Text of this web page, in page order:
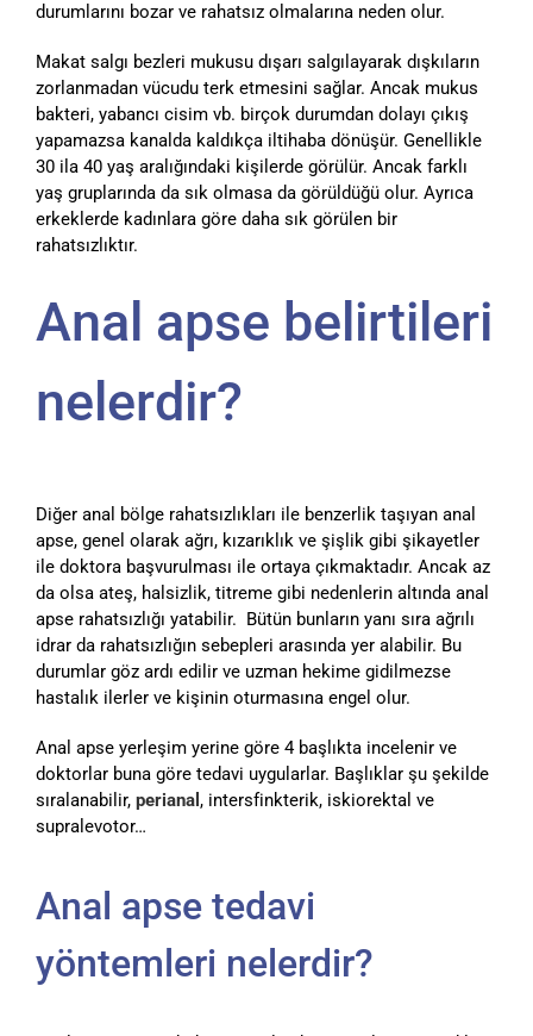
durumlarını bozar ve rahatsız olmalarına neden olur.
Makat salgı bezleri mukusu dışarı salgılayarak dışkıların
zorlanmadan vücudu terk etmesini sağlar. Ancak mukus
bakteri, yabancı cisim vb. birçok durumdan dolayı çıkış
yapamazsa kanalda kaldıkça iltihaba dönüşür. Genellikle
30 ila 40 yaş aralığındaki kişilerde görülür. Ancak farklı
yaş gruplarında da sık olmasa da görüldüğü olur. Ayrıca
erkeklerde kadınlara göre daha sık görülen bir
rahatsızlıktır.
Anal apse belirtileri
nelerdir?
Diğer anal bölge rahatsızlıkları ile benzerlik taşıyan anal
apse, genel olarak ağrı, kızarıklık ve şişlik gibi şikayetler
ile doktora başvurulması ile ortaya çıkmaktadır. Ancak az
da olsa ateş, halsizlik, titreme gibi nedenlerin altında anal
apse rahatsızlığı yatabilir. Bütün bunların yanı sıra ağrılı
idrar da rahatsızlığın sebepleri arasında yer alabilir. Bu
durumlar göz ardı edilir ve uzman hekime gidilmezse
hastalık ilerler ve kişinin oturmasına engel olur.
Anal apse yerleşim yerine göre 4 başlıkta incelenir ve
doktorlar buna göre tedavi uygularlar. Başlıklar şu şekilde
sıralanabilir, perianal , intersfinkterik, iskiorektal ve
supralevotor…
Anal apse tedavi
yöntemleri nelerdir?